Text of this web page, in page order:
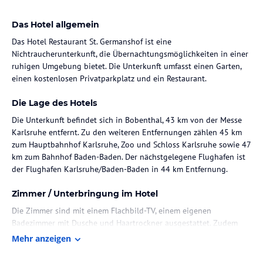
Das Hotel allgemein
Das Hotel Restaurant St. Germanshof ist eine
Nichtraucherunterkunft, die Übernachtungsmöglichkeiten in einer
ruhigen Umgebung bietet. Die Unterkunft umfasst einen Garten,
einen kostenlosen Privatparkplatz und ein Restaurant.
Die Lage des Hotels
Die Unterkunft befindet sich in Bobenthal, 43 km von der Messe
Karlsruhe entfernt. Zu den weiteren Entfernungen zählen 45 km
zum Hauptbahnhof Karlsruhe, Zoo und Schloss Karlsruhe sowie 47
km zum Bahnhof Baden-Baden. Der nächstgelegene Flughafen ist
der Flughafen Karlsruhe/Baden-Baden in 44 km Entfernung.
Zimmer / Unterbringung im Hotel
Die Zimmer sind mit einem Flachbild-TV, einem eigenen
Badezimmer mit Dusche und Haartrockner ausgestattet. Zudem
stehen kostenloses WLAN sowie Bettwäsche und Handtücher in
Mehr anzeigen